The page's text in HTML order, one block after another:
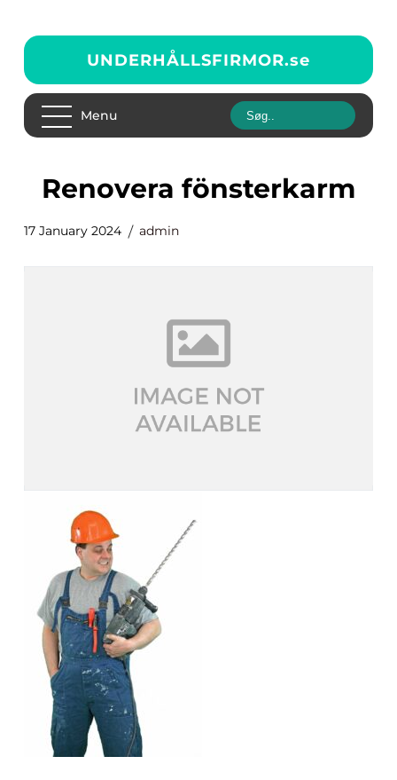
UNDERHÅLLSFIRMOR.se
Menu
renovera fönsterkarm
17 January 2024 admin